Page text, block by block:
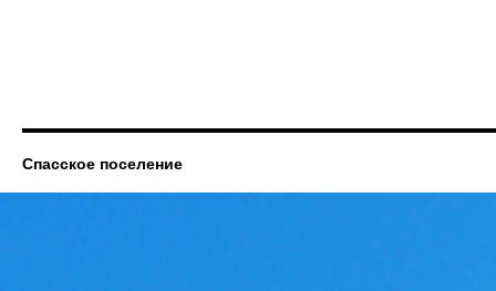
Спасское поселение